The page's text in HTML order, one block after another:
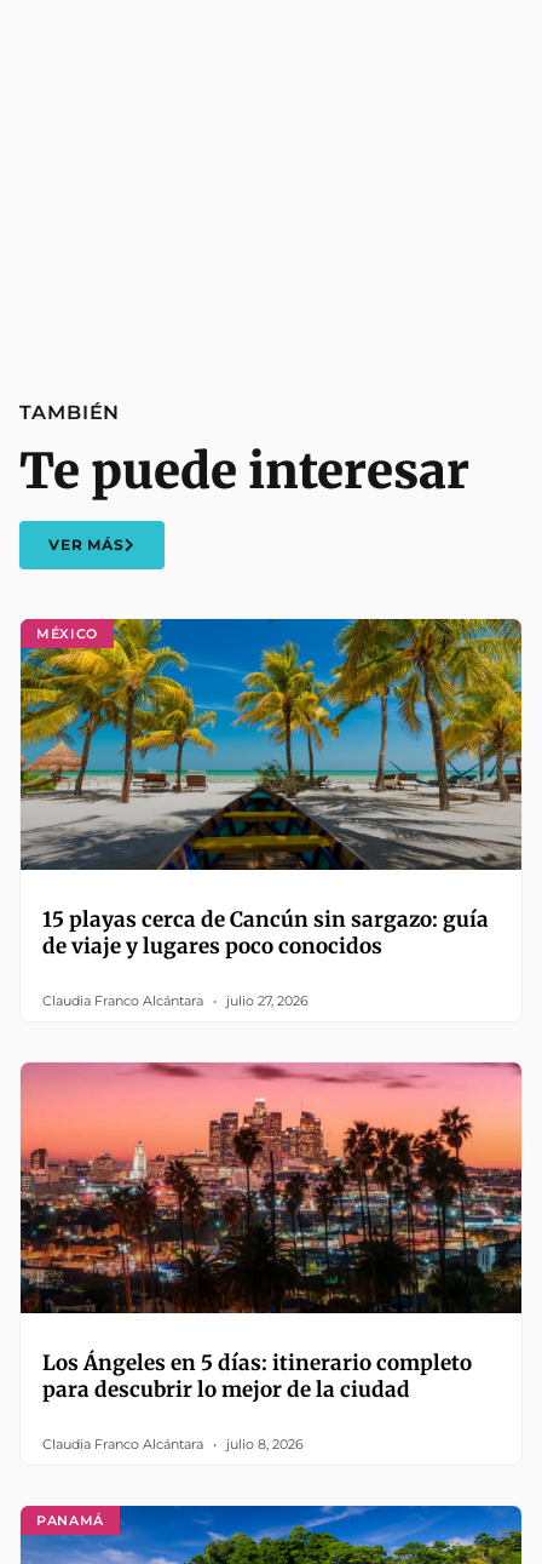
MÉXICO
15 playas cerca de Cancún sin sargazo: guía
de viaje y lugares poco conocidos
Claudia Franco Alcántara julio 27, 2026
Los Ángeles en 5 días: itinerario completo
para descubrir lo mejor de la ciudad
Claudia Franco Alcántara julio 8, 2026
PANAMÁ
TAMBIÉN
Te puede interesar
VER MÁS